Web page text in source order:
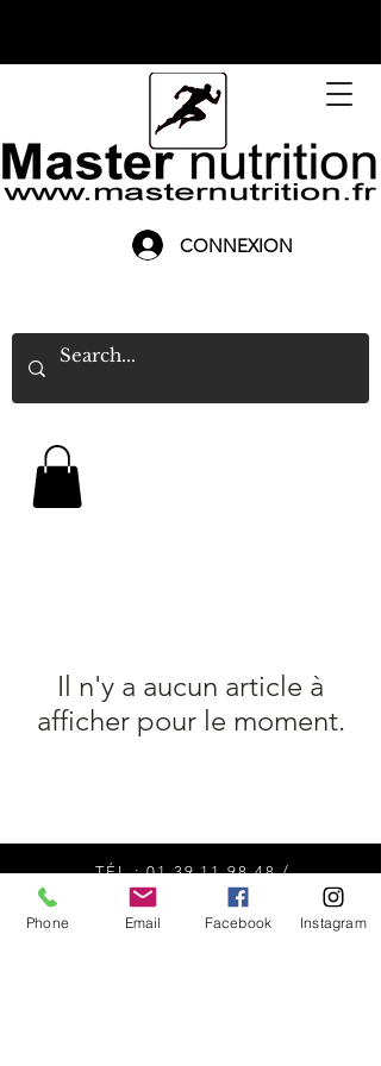
CONNEXION
Il n'y a aucun article à
afficher pour le moment.
TÉL :01 39 11 98 48/
SLNUTRITION@OUTLOOK.FR
MASTER NUTRITION 80 Route de
Phone Email Facebook Instagram